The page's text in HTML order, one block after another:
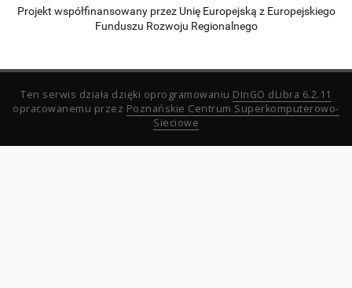
Projekt współfinansowany przez Unię Europejską z Europejskiego
Funduszu Rozwoju Regionalnego
Ten serwis działa dzięki oprogramowaniu DInGO dLibra 6.2.11
opracowanemu przez Poznańskie Centrum Superkomputerowo-
Sieciowe